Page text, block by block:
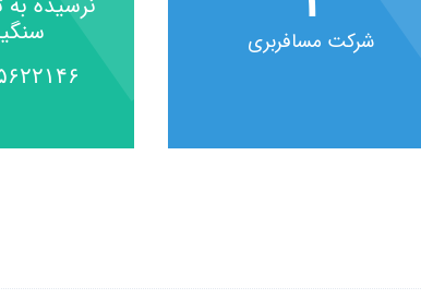
شرکت مسافربری